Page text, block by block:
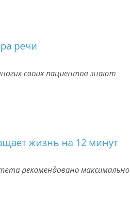
речи
своих пациентов знают
жизнь на 12 минут
рекомендовано максимально